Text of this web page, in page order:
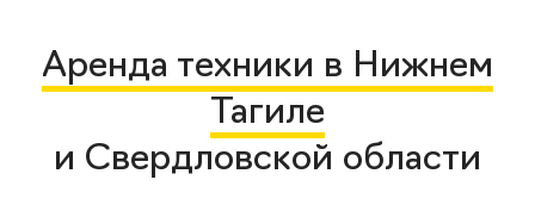
Аренда техники в Нижнем
Тагиле
и Свердловской области